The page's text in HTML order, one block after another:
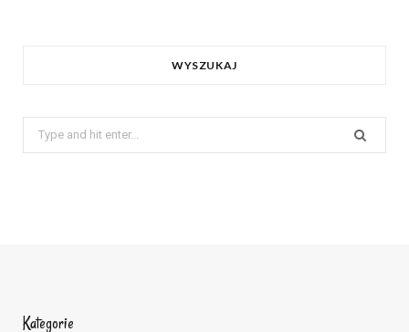
WYSZUKAJ
Search
for:
Kategorie